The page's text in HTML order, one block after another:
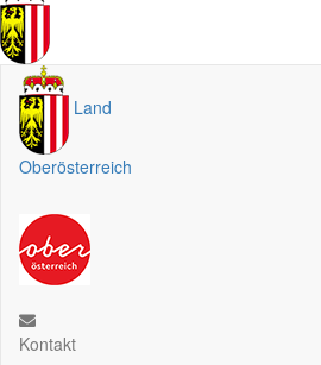
Land
Oberösterreich
Kontakt